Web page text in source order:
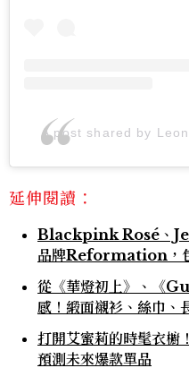
A post shared by
延伸閱讀：
Blackpink Rosé、
品牌Reformation，
從《華燈初上》、《
感！緞面襯衫、絲巾、
打開艾蜜莉的時髦衣櫥
預測未來爆款單品